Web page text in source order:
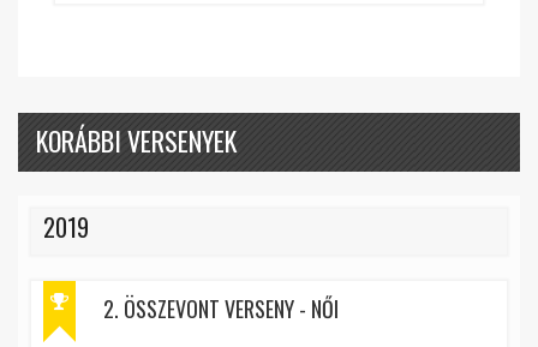
KORÁBBI VERSENYEK
2019
2. ÖSSZEVONT VERSENY - NŐI